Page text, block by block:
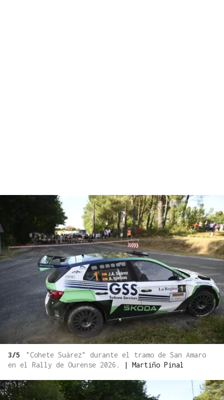
3/5
"Cohete Suárez" durante el tramo de San Amaro
en el Rally de Ourense 2026.
| Martiño Pinal